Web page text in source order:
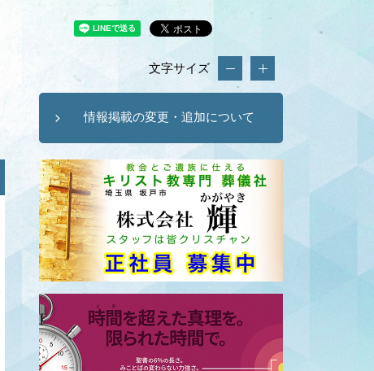
文字サイズ
情報掲載の変更・追加について